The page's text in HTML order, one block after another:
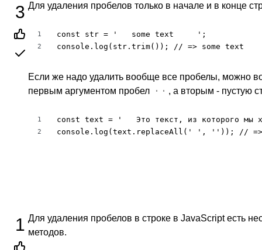
3 Для удаления пробелов только в начале и в конце
1
2
const str = '   some text     ';
console.log(str.trim()); // => some text
Если же надо удалить вообще все пробелы, можно
первым аргументом пробел
' ' , а вторым - пустую
1
2
const text = '   Это текст, из которого
console.log(text.replaceAll(' ', '')); // =>
1 Для удаления пробелов в строке в JavaScript есть
методов.